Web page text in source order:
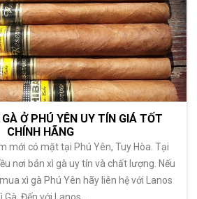
Ở PHÚ YÊN UY TÍN GIÁ TỐT
CHÍNH HÃNG
mới có mặt tại Phú Yên, Tuy Hòa. Tại
nơi bán xì gà uy tín và chất lượng. Nếu
xì gà Phú Yên hãy liên hệ với Lanos
Gà. Đến với Lanos…